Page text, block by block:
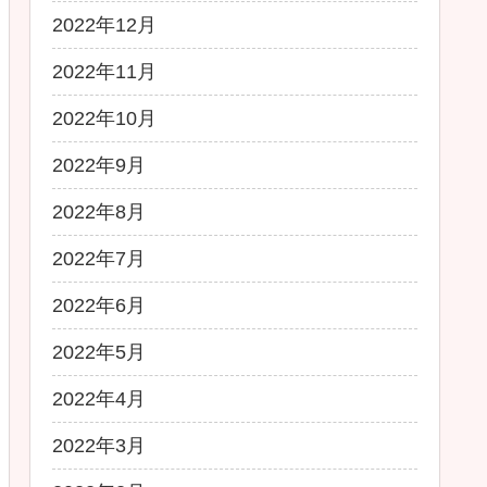
2022年12月
2022年11月
2022年10月
2022年9月
2022年8月
2022年7月
2022年6月
2022年5月
2022年4月
2022年3月